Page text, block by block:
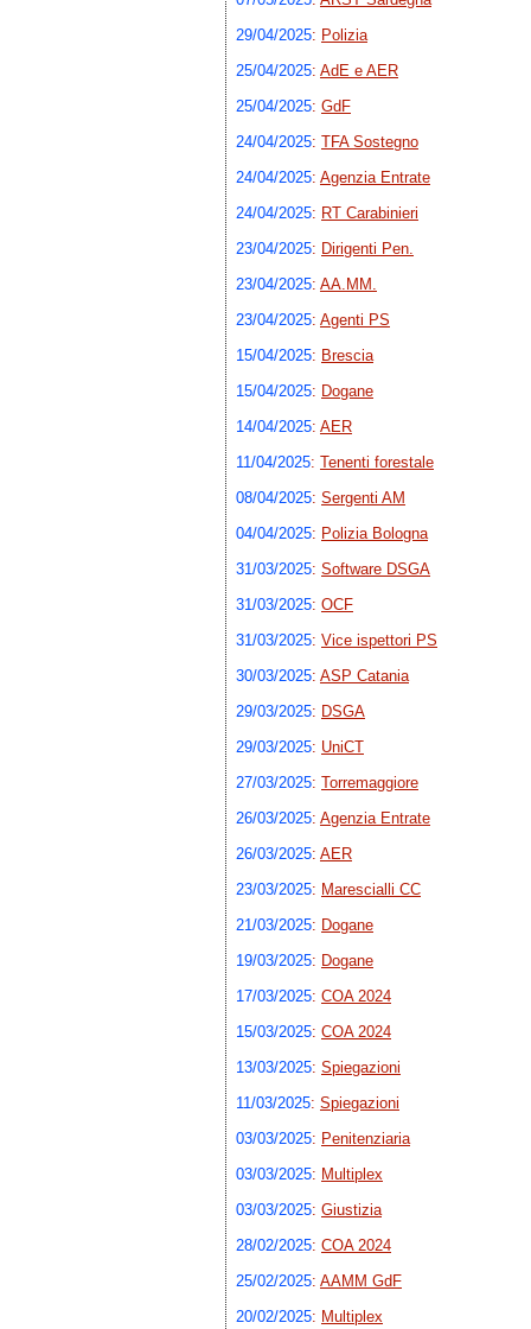
29/04/2025: Polizia
25/04/2025: AdE e AER
25/04/2025: GdF
24/04/2025: TFA Sostegno
24/04/2025: Agenzia Entrate
24/04/2025: RT Carabinieri
23/04/2025: Dirigenti Pen.
23/04/2025: AA.MM.
23/04/2025: Agenti PS
15/04/2025: Brescia
15/04/2025: Dogane
14/04/2025: AER
11/04/2025: Tenenti forestale
08/04/2025: Sergenti AM
04/04/2025: Polizia Bologna
31/03/2025: Software DSGA
31/03/2025: OCF
31/03/2025: Vice ispettori PS
30/03/2025: ASP Catania
29/03/2025: DSGA
29/03/2025: UniCT
27/03/2025: Torremaggiore
26/03/2025: Agenzia Entrate
26/03/2025: AER
23/03/2025: Marescialli CC
21/03/2025: Dogane
19/03/2025: Dogane
17/03/2025: COA 2024
15/03/2025: COA 2024
13/03/2025: Spiegazioni
11/03/2025: Spiegazioni
03/03/2025: Penitenziaria
03/03/2025: Multiplex
03/03/2025: Giustizia
28/02/2025: COA 2024
25/02/2025: AAMM GdF
20/02/2025: Multiplex